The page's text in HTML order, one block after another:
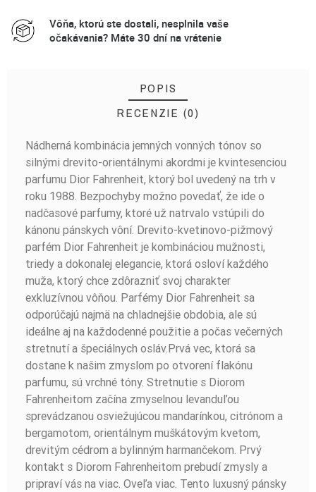
Vôňa, ktorú ste dostali, nesplnila vaše
očakávania? Máte 30 dní na vrátenie
POPIS
RECENZIE (0)
Nádherná kombinácia jemných vonných tónov so
silnými drevito-orientálnymi akordmi je kvintesenciou
parfumu Dior Fahrenheit, ktorý bol uvedený na trh v
roku 1988. Bezpochyby možno povedať, že ide o
nadčasové parfumy, ktoré už natrvalo vstúpili do
kánonu pánskych vôní. Drevito-kvetinovo-pižmový
parfém Dior Fahrenheit je kombináciou mužnosti,
triedy a dokonalej elegancie, ktorá osloví každého
muža, ktorý chce zdôrazniť svoj charakter
exkluzívnou vôňou. Parfémy Dior Fahrenheit sa
odporúčajú najmä na chladnejšie obdobia, ale sú
ideálne aj na každodenné použitie a počas večerných
stretnutí a špeciálnych osláv.Prvá vec, ktorá sa
dostane k našim zmyslom po otvorení flakónu
parfumu, sú vrchné tóny. Stretnutie s Diorom
Fahrenheitom začína zmyselnou levanduľou
sprevádzanou osviežujúcou mandarínkou, citrónom a
bergamotom, orientálnym muškátovým kvetom,
drevitým cédrom a bylinným harmančekom. Prvý
kontakt s Diorom Fahrenheitom prebudí zmysly a
pripraví vás na viac. Oveľa viac. Tento luxusný pánsky
BUĎTE PRVÝ, KTO NAPÍŠE RECENZIU!